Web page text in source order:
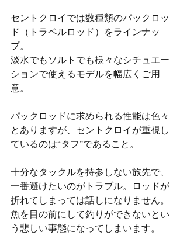
セントクロイでは数種類のパックロッ
ド（トラベルロッド）をラインナッ
プ。
淡水でもソルトでも様々なシチュエー
ションで使えるモデルを幅広くご用
意。
パックロッドに求められる性能は色々
とありますが、セントクロイが重視し
ているのは“タフ”であること。
十分なタックルを持参しない旅先で、
一番避けたいのがトラブル。ロッドが
折れてしまっては話しになりません。
魚を目の前にして釣りができないとい
う悲しい事態になってしまいます。